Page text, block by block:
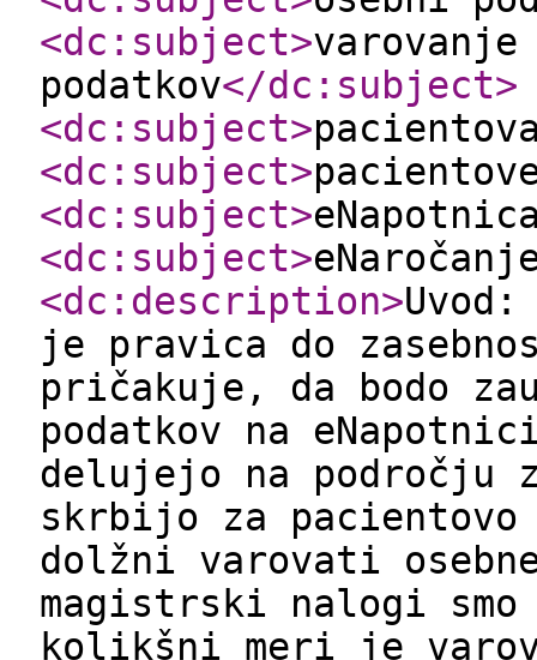
<dc:subject>varovanje
podatkov</dc:subject>
<dc:subject>
<dc:subject>
<dc:subject>
<dc:subject>
<dc:description>
je pravica do
pričakuje, da bodo
podatkov na
delujejo na
skrbijo za
dolžni varovati
magistrski nalogi
kolikšni meri je